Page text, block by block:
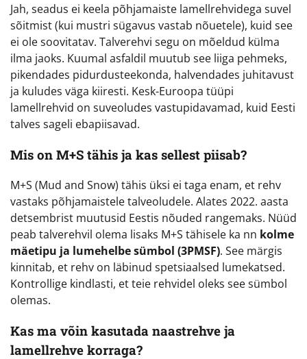
Jah, seadus ei keela põhjamaiste lamellrehvidega suvel
sõitmist (kui mustri sügavus vastab nõuetele), kuid see
ei ole soovitatav. Talverehvi segu on mõeldud külma
ilma jaoks. Kuumal asfaldil muutub see liiga pehmeks,
pikendades pidurdusteekonda, halvendades juhitavust
ja kuludes väga kiiresti. Kesk-Euroopa tüüpi
lamellrehvid on suveoludes vastupidavamad, kuid Eesti
talves sageli ebapiisavad.
Mis on M+S tähis ja kas sellest piisab?
M+S (Mud and Snow) tähis üksi ei taga enam, et rehv
vastaks põhjamaistele talveoludele. Alates 2022. aasta
detsembrist muutusid Eestis nõuded rangemaks. Nüüd
peab talverehvil olema lisaks M+S tähisele ka nn kolme
mäetipu ja lumehelbe sümbol (3PMSF). See märgis
kinnitab, et rehv on läbinud spetsiaalsed lumekatsed.
Kontrollige kindlasti, et teie rehvidel oleks see sümbol
olemas.
Kas ma võin kasutada naastrehve ja
lamellrehve korraga?